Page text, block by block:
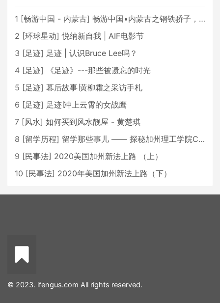
1 [畅游中国 - 内蒙古] 畅游中国•内蒙古之钢铁骄子，魅力包头
2 [环球星动] 悦纳新自我 | AIF电影节
3 [足迹] 足迹 | 认识Bruce Lee吗？
4 [足迹]
《足迹》---那些被遗忘的时光
5 [足迹] 幕后故事∣黄柳霜之采访手札
6 [足迹] 足迹∣冲上云霄的女战鹰
7 [风水] 如何买到风水靓屋 - 黄楚琪
8 [留学历程] 留学那些事儿 —— 探秘加州理工学院Caltech博士生活 [上集]
9 [民事法] 2020美国加州新法上路 （上）
10 [民事法] 2020年美国加州新法上路（下）
© 2023. ifengus.com All rights reserved.